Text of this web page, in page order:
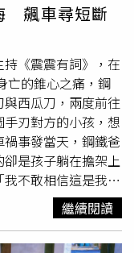
飆車尋短斷
《震震有詞》，在
亡的錐心之痛，鋼
西瓜刀，兩度前往
刃對方的小孩，想
事發當天，鋼鐵爸
是孩子躺在擔架上
不敢相信這是我兒
痛讓他失去理智，
對方帶槍來，一通
友人看到鋼鐵爸痛
繼續閱讀